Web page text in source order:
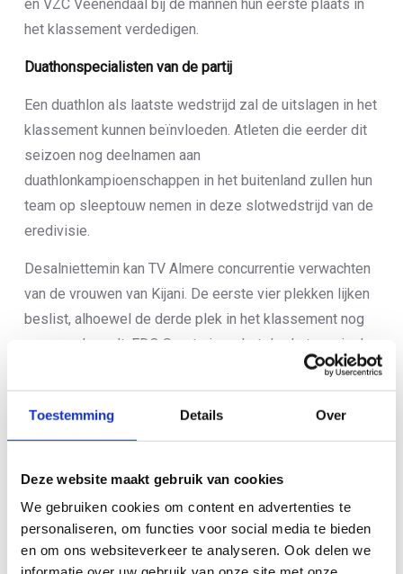
Toestemming Details Over
Deze website maakt gebruik van cookies
We gebruiken cookies om content en advertenties te
personaliseren, om functies voor social media te bieden
en om ons websiteverkeer te analyseren. Ook delen we
en VZC Veenendaal bij de mannen hun eerste plaats in
het klassement verdedigen.
Duathonspecialisten van de partij
Een duathlon als laatste wedstrijd zal de uitslagen in het
klassement kunnen beïnvloeden. Atleten die eerder dit
seizoen nog deelnamen aan
duathlonkampioenschappen in het buitenland zullen hun
team op sleeptouw nemen in deze slotwedstrijd van de
eredivisie.
Desalniettemin kan TV Almere concurrentie verwachten
van de vrouwen van Kijani. De eerste vier plekken lijken
beslist, alhoewel de derde plek in het klassement nog
spannend wordt. EDO Sports is nu het derde team in de
tussenstand, Hellas volgt daar vlak achter als vierde. De
teams vijf tot en met negen kunnen nog wisselen van
positie, omdat alles daar nog dicht bij elkaar zit.
Dordrecht die het vaakst op het podium staan. De derde
plek in het klassement is – net als bij de vrouwen –